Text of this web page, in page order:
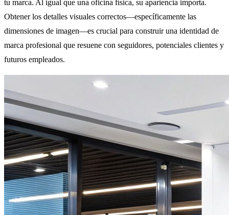
tu marca. Al igual que una oficina física, su apariencia importa.
Obtener los detalles visuales correctos—específicamente las
dimensiones de imagen—es crucial para construir una identidad de
marca profesional que resuene con seguidores, potenciales clientes y
futuros empleados.